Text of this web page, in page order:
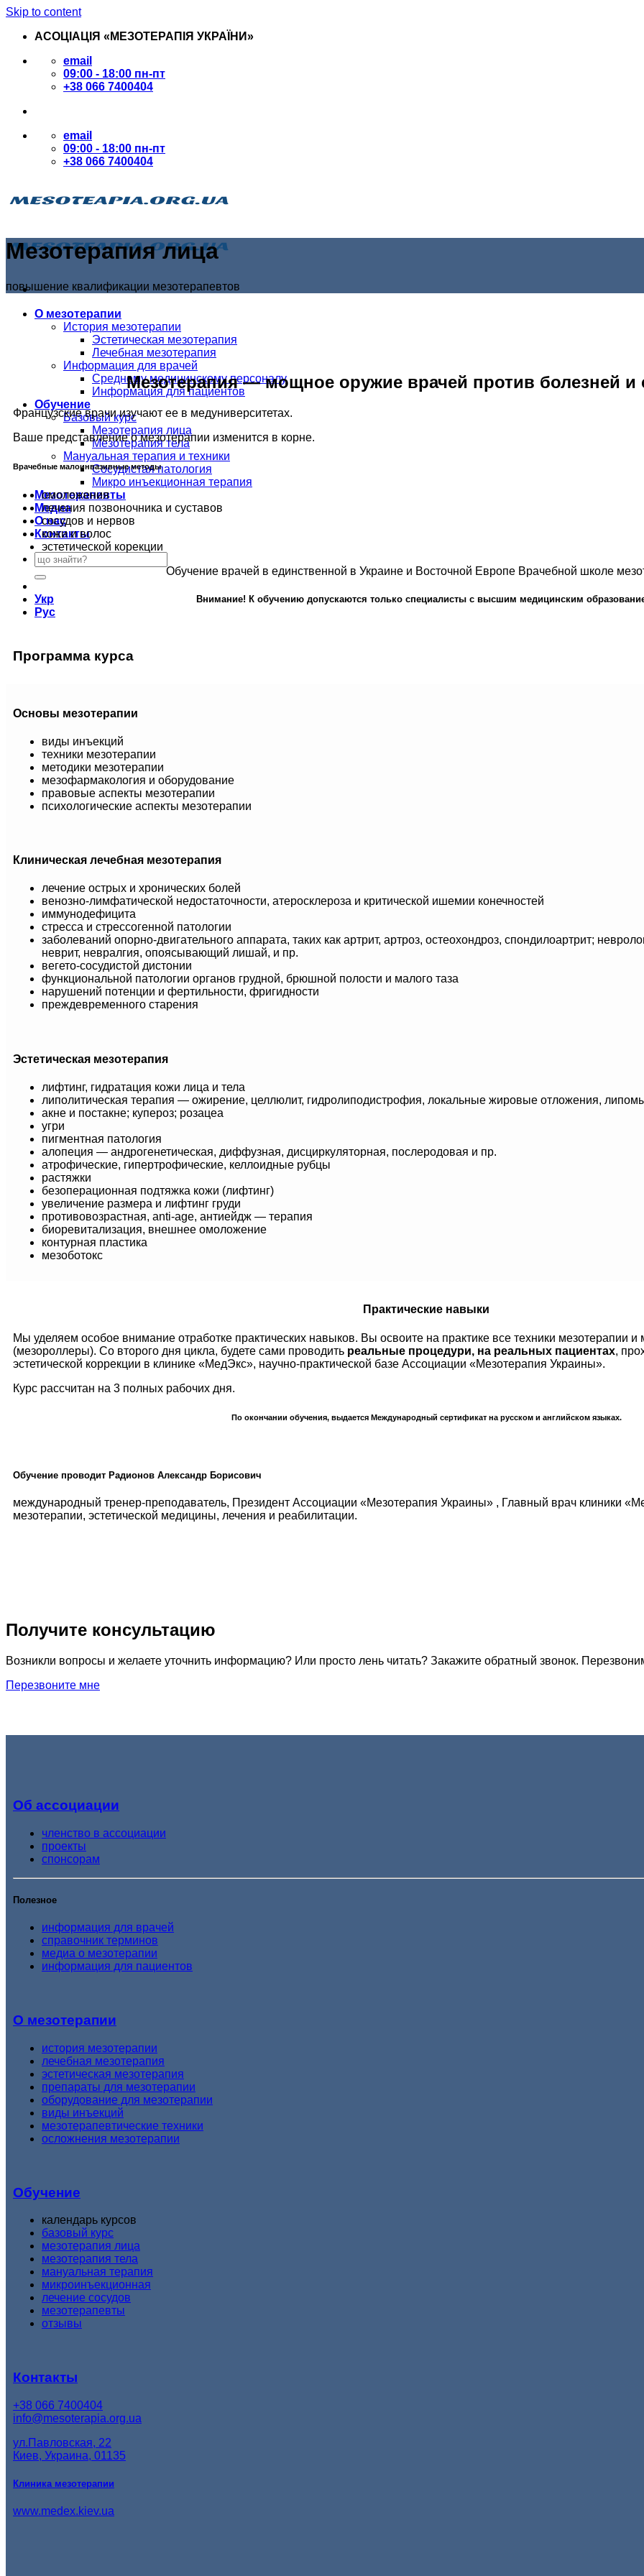
Skip to content
АСОЦІАЦІЯ «МЕЗОТЕРАПІЯ УКРАЇНИ»
email
09:00 - 18:00 пн-пт
+38 066 7400404
email
09:00 - 18:00 пн-пт
+38 066 7400404
О мезотерапии
История мезотерапии
Эстетическая мезотерапия
Лечебная мезотерапия
Информация для врачей
Среднему медицинскому персоналу
Информация для пациентов
Обучение
Базовый курс
Мезотерапия лица
Мезотерапия тела
Мануальная терапия и техники
Сосудистая патология
Микро инъекционная терапия
Мезотерапевты
Медиа
О нас
Контакты
Укр
Рус
Мезотерапия лица
повышение квалификации мезотерапевтов
Мезотерапия — мощное оружие врачей против болезней и
Французские врачи изучают ее в медуниверситетах.
Ваше представление о мезотерапии изменится в корне.
Врачебные малоинвазивные методы
омоложения
лечения позвоночника и суставов
сосудов и нервов
кожи и волос
эстетической корекции
Обучение врачей в единственной в Украине и Восточной Европе Врачебной школе
Внимание! К обучению допускаются только специалисты с высшим медицинским
Программа курса
Основы мезотерапии
виды инъекций
техники мезотерапии
методики мезотерапии
мезофармакология и оборудование
правовые аспекты мезотерапии
психологические аспекты мезотерапии
Клиническая лечебная мезотерапия
лечение острых и хронических болей
венозно-лимфатической недостаточности, атеросклероза и критической ишемии конечностей
иммунодефицита
стресса и стрессогенной патологии
заболеваний опорно-двигательного аппарата, таких как артрит, артроз, остеохондроз, спондилоартрит;
неврит, невралгия, опоясывающий лишай, и пр.
вегето-сосудистой дистонии
функциональной патологии органов грудной, брюшной полости и малого таза
нарушений потенции и фертильности, фригидности
преждевременного старения
Эстетическая мезотерапия
лифтинг, гидратация кожи лица и тела
липолитическая терапия — ожирение, целлюлит, гидролиподистрофия, локальные жировые отложения,
акне и постакне; купероз; розацеа
угри
пигментная патология
алопеция — андрогенетическая, диффузная, дисциркуляторная, послеродовая и пр.
атрофические, гипертрофические, келлоидные рубцы
растяжки
безоперационная подтяжка кожи (лифтинг)
увеличение размера и лифтинг груди
противовозрастная, аnti-age, антиейдж — терапия
биоревитализация, внешнее омоложение
контурная пластика
мезоботокс
Практические навыки
Мы уделяем особое внимание отработке практических навыков. Вы освоите на практике все техники мезотерапии и
(мезороллеры). Со второго дня цикла, будете сами проводить реальные процедури, на реальных пациентах,
эстетической коррекции в клинике «МедЭкс», научно-практической базе Ассоциации «Мезотерапия Украины».
Курс рассчитан на 3 полных рабочих дня.
По окончании обучения, выдается Международный сертификат на русском и английском языках.
Обучение проводит Радионов Александр Борисович
международный тренер-преподаватель, Президент Ассоциации «Мезотерапия Украины» , Главный врач клиники
мезотерапии, эстетической медицины, лечения и реабилитации.
Получите консультацию
Возникли вопросы и желаете уточнить информацию? Или просто лень читать? Закажите обратный звонок.
Перезвоните мне
Об ассоциации
членство в ассоциации
проекты
спонсорам
Полезное
информация для врачей
справочник терминов
медиа о мезотерапии
информация для пациентов
О мезотерапии
история мезотерапии
лечебная мезотерапия
эстетическая мезотерапия
препараты для мезотерапии
оборудование для мезотерапии
виды инъекций
мезотерапевтические техники
осложнения мезотерапии
Обучение
календарь курсов
базовый курс
мезотерапия лица
мезотерапия тела
мануальная терапия
микроинъекционная
лечение сосудов
мезотерапевты
отзывы
Контакты
+38 066 7400404
info@mesoterapia.org.ua
ул.Павловская, 22
Киев, Украина, 01135
Клиника мезотерапии
www.medex.kiev.ua